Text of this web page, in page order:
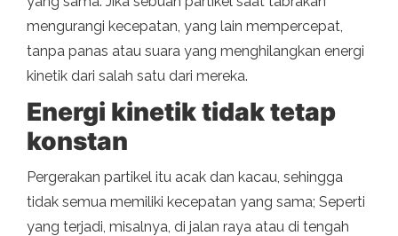
mengurangi kecepatan, yang lain mempercepat,
tanpa panas atau suara yang menghilangkan energi
kinetik dari salah satu dari mereka.
Energi kinetik tidak tetap
konstan
Pergerakan partikel itu acak dan kacau, sehingga
tidak semua memiliki kecepatan yang sama; Seperti
yang terjadi, misalnya, di jalan raya atau di tengah